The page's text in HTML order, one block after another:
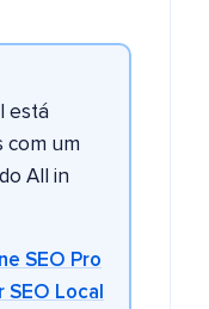
está
com um
All in
SEO Pro
Local